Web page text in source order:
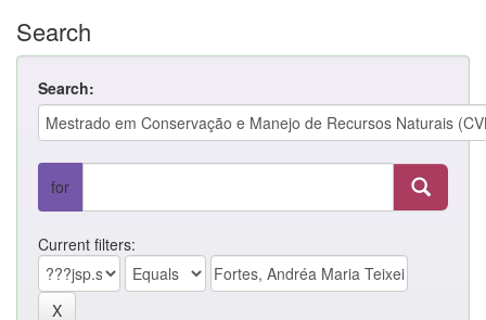
Search
Search:
for
Current filters: